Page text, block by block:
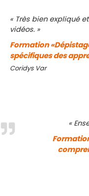
« Très bien expliqué
vidéos. »
Formation
spécifiques des
Coridys Var
«